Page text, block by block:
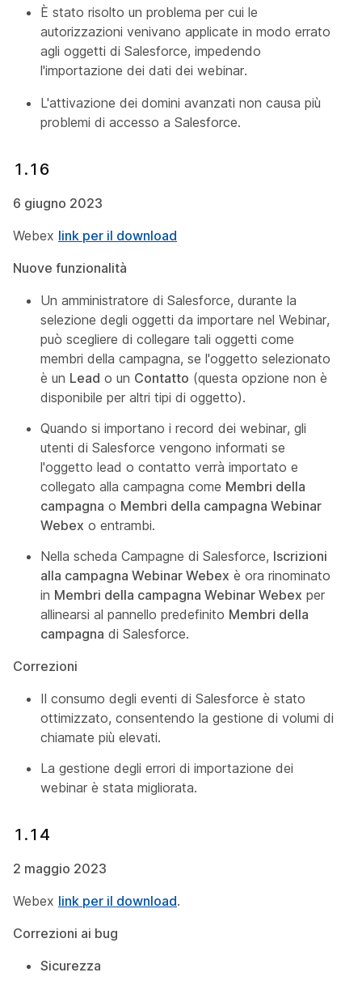
È stato risolto un problema per cui le
autorizzazioni venivano applicate in modo errato
agli oggetti di Salesforce, impedendo
l'importazione dei dati dei webinar.
L'attivazione dei domini avanzati non causa più
problemi di accesso a Salesforce.
1.16
6 giugno 2023
Webex link per il download
Nuove funzionalità
Un amministratore di Salesforce, durante la
selezione degli oggetti da importare nel Webinar,
può scegliere di collegare tali oggetti come
membri della campagna, se l'oggetto selezionato
è un Lead o un Contatto (questa opzione non è
disponibile per altri tipi di oggetto).
Quando si importano i record dei webinar, gli
utenti di Salesforce vengono informati se
l'oggetto lead o contatto verrà importato e
collegato alla campagna come Membri della
campagna o Membri della campagna Webinar
Webex o entrambi.
Nella scheda Campagne di Salesforce, Iscrizioni
alla campagna Webinar Webex è ora rinominato
in Membri della campagna Webinar Webex per
allinearsi al pannello predefinito Membri della
campagna di Salesforce.
Correzioni
Il consumo degli eventi di Salesforce è stato
ottimizzato, consentendo la gestione di volumi di
chiamate più elevati.
La gestione degli errori di importazione dei
webinar è stata migliorata.
1.14
2 maggio 2023
Webex link per il download.
Correzioni ai bug
Sicurezza